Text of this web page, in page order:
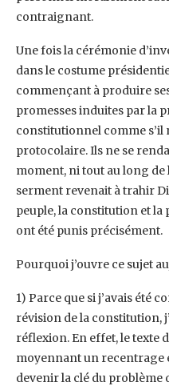
contraignant. ‎
Une fois la cérémonie
dans le costume
commençant à produire
promesses induites par la
constitutionnel comme s’il
protocolaire. Ils ne se
moment, ni tout au long
serment ‎revenait à trahir
peuple, la constitution et la
ont été punis précisément.‎
Pourquoi j’ouvre ce sujet
‎1) Parce que si j’avais été
révision de la constitution,
réflexion. En effet, le texte
moyennant un recentrage
devenir la clé du problème